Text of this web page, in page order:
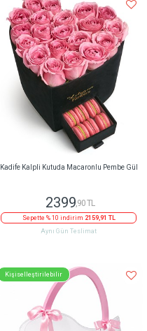
Kadife Kalpli Kutuda Macaronlu Pembe Gül
2399,90 TL
Sepette % 10 indirim 2159,91 TL
Aynı Gün Teslimat
Kişiselleştirilebilir